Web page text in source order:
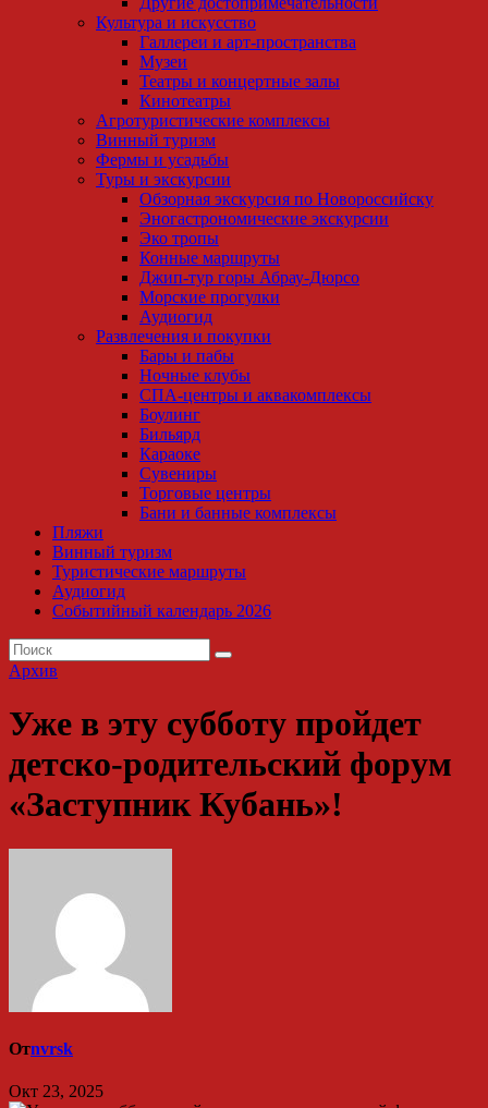
Культура и искусство
Галлереи и арт-пространства
Музеи
Театры и концертные залы
Кинотеатры
Агротуристические комплексы
Винный туризм
Фермы и усадьбы
Туры и экскурсии
Обзорная экскурсия по Новороссийску
Эногастрономические экскурсии
Эко тропы
Конные маршруты
Джип-тур горы Абрау-Дюрсо
Морские прогулки
Аудиогид
Развлечения и покупки
Бары и пабы
Ночные клубы
СПА-центры и аквакомплексы
Боулинг
Бильярд
Караоке
Сувениры
Торговые центры
Бани и банные комплексы
Пляжи
Винный туризм
Туристические маршруты
Аудиогид
Событийный календарь 2026
Архив
Уже в эту субботу пройдет
детско-родительский форум
«Заступник Кубань»!
Отnvrsk
Окт 23, 2025